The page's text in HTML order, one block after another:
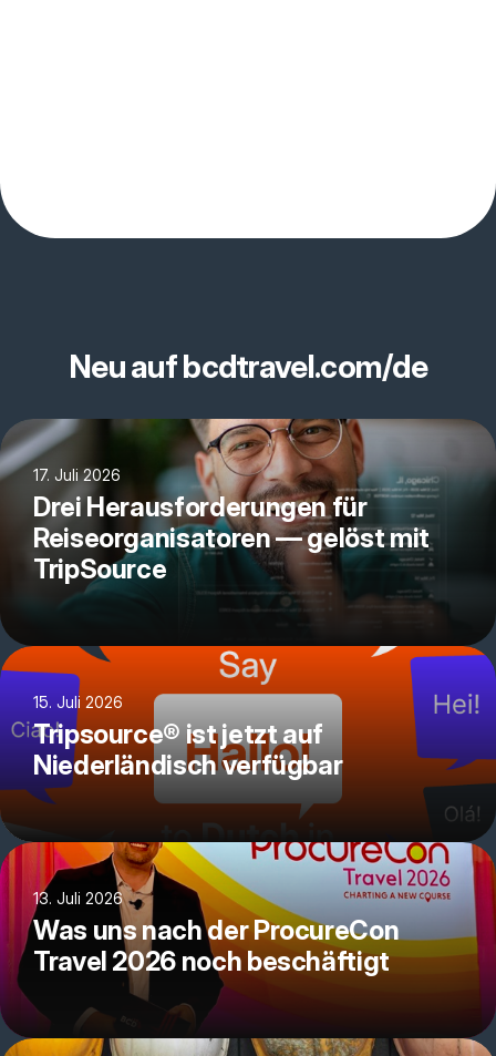
Neu auf bcdtravel.com/de
17. Juli 2026
Drei Herausforderungen für
Reiseorganisatoren — gelöst mit
TripSource
15. Juli 2026
Tripsource® ist jetzt auf
Niederländisch verfügbar
13. Juli 2026
Was uns nach der ProcureCon
Travel 2026 noch beschäftigt